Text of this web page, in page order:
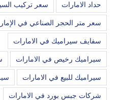
حداد الامارات سعر تركيب
سعر متر الحجر الصناعي في
سفايف سيراميك في الامارات
سيراميك رخيص في الامارات
سيراميك للبيع في الامارات
شركات جبس بورد في الامارات